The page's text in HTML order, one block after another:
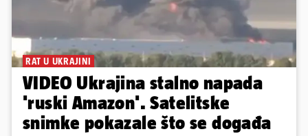
RAT U UKRAJINI
VIDEO Ukrajina stalno napada
'ruski Amazon'. Satelitske
snimke pokazale što se događa